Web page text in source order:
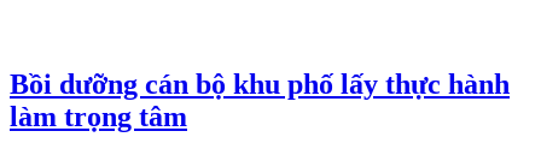
Bồi dưỡng cán bộ khu phố lấy thực hành
làm trọng tâm